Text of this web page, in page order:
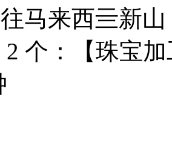
马来西亖新
2 个：【珠宝